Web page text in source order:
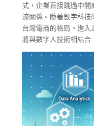
式，企業直接跳過中間
流關係。隨著數字科
台灣電商的格局。進
將與數字人技術相結合